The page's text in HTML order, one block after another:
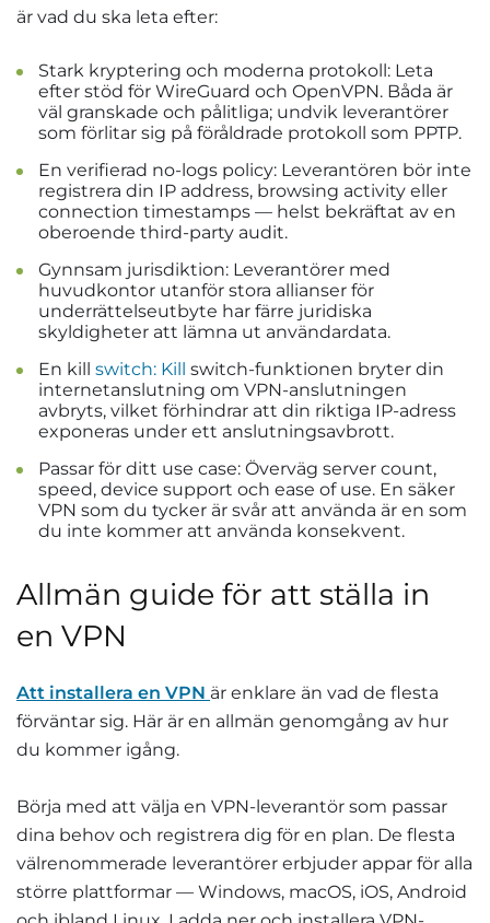
är vad du ska leta efter:
Stark kryptering och moderna protokoll: Leta
efter stöd för WireGuard och OpenVPN. Båda är
väl granskade och pålitliga; undvik leverantörer
som förlitar sig på föråldrade protokoll som PPTP.
En verifierad no-logs policy: Leverantören bör inte
registrera din IP address, browsing activity eller
connection timestamps — helst bekräftat av en
oberoende third-party audit.
Gynnsam jurisdiktion: Leverantörer med
huvudkontor utanför stora allianser för
underrättelseutbyte har färre juridiska
skyldigheter att lämna ut användardata.
En kill switch: Kill switch-funktionen bryter din
internetanslutning om VPN-anslutningen
avbryts, vilket förhindrar att din riktiga IP-adress
exponeras under ett anslutningsavbrott.
Passar för ditt use case: Överväg server count,
speed, device support och ease of use. En säker
VPN som du tycker är svår att använda är en som
du inte kommer att använda konsekvent.
Allmän guide för att ställa in
en VPN
Att installera en VPN är enklare än vad de flesta
förväntar sig. Här är en allmän genomgång av hur
du kommer igång.
Börja med att välja en VPN-leverantör som passar
dina behov och registrera dig för en plan. De flesta
välrenommerade leverantörer erbjuder appar för alla
större plattformar — Windows, macOS, iOS, Android